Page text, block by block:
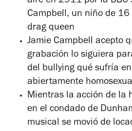
Campbell, un niño de
drag queen
Jamie Campbell acepto
grabación lo siguiera
del bullying qué sufría
abiertamente
Mientras la acción de la
en el condado de
musical se movió de